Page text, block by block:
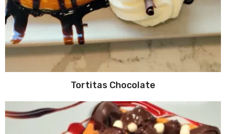
Tortitas Chocolate